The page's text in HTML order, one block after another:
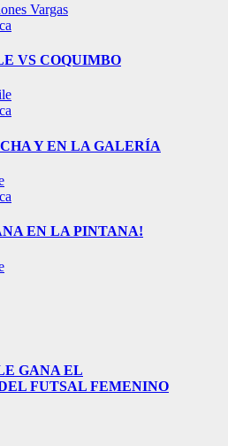
Vargas
VS COQUIMBO
Y EN LA GALERÍA
EN LA PINTANA!
GANA EL
FUTSAL FEMENINO